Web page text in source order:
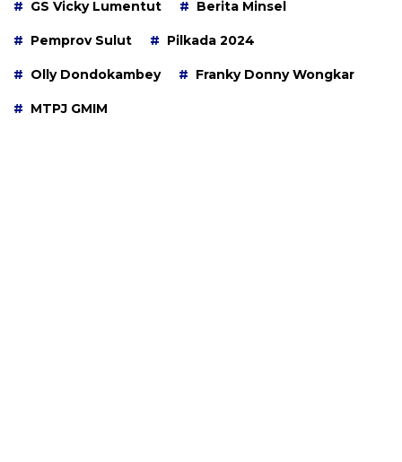
GS Vicky Lumentut Berita Minsel
Pemprov Sulut Pilkada 2024
Olly Dondokambey Franky Donny Wongkar
MTPJ GMIM